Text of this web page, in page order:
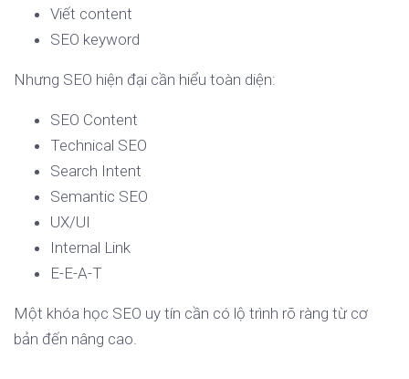
Viết content
SEO keyword
Nhưng SEO hiện đại cần hiểu toàn diện:
SEO Content
Technical SEO
Search Intent
Semantic SEO
UX/UI
Internal Link
E-E-A-T
Một khóa học SEO uy tín cần có lộ trình rõ ràng từ cơ
bản đến nâng cao.